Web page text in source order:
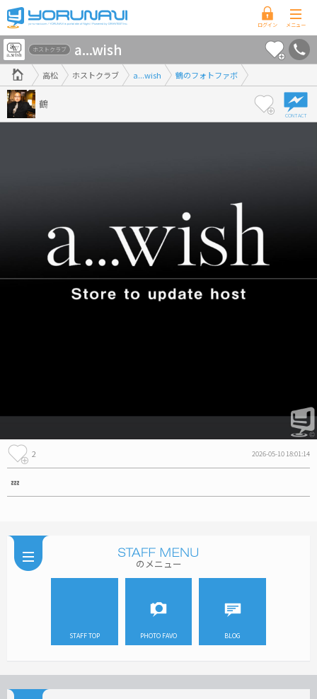
香
川
県
版
高松 ホストクラブ a...wish 鶴のフォトファボ
ホストクラブ a...wish
鶴
2 2026-05-10 18:01:14
💤
のメニュー
STAFF TOP PHOTO FAVO BLOG